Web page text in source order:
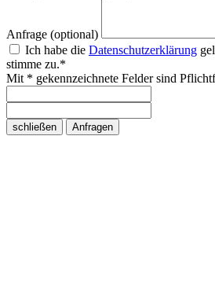
Anfrage (optional)
Ich habe die Datenschutzerklärung
stimme zu.*
Mit * gekennzeichnete Felder sind
schließen Anfragen